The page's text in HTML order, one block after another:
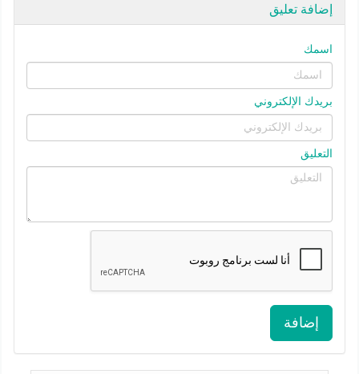
إضافة تعليق
اسمك
بريدك الإلكتروني
التعليق
إضافة